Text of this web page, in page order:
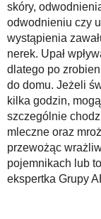
skóry,
odwodnieniu czy
wystąpienia
nerek. Upał
dlatego po
do domu. Jeżeli
kilka godzin,
szczególnie
mleczne oraz
przewożąc
pojemnikach lub
ekspertka Grupy